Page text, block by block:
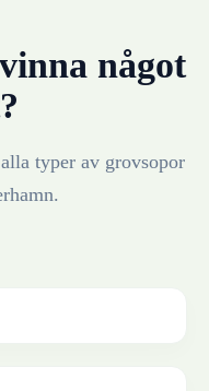
något
typer av grovsopor
.